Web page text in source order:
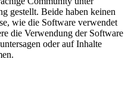
gestellt. Beide haben keinen
wie die Software verwendet
die Verwendung der Software
oder auf Inhalte